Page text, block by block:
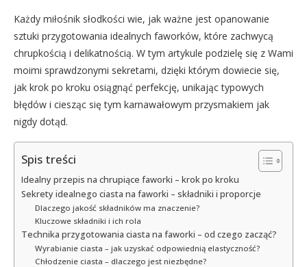
Każdy miłośnik słodkości wie, jak ważne jest opanowanie
sztuki przygotowania idealnych faworków, które zachwycą
chrupkością i delikatnością. W tym artykule podzielę się z Wami
moimi sprawdzonymi sekretami, dzięki którym dowiecie się,
jak krok po kroku osiągnąć perfekcję, unikając typowych
błędów i ciesząc się tym karnawałowym przysmakiem jak
nigdy dotąd.
Spis treści
Idealny przepis na chrupiące faworki – krok po kroku
Sekrety idealnego ciasta na faworki – składniki i proporcje
Dlaczego jakość składników ma znaczenie?
Kluczowe składniki i ich rola
Technika przygotowania ciasta na faworki – od czego zacząć?
Wyrabianie ciasta – jak uzyskać odpowiednią elastyczność?
Chłodzenie ciasta – dlaczego jest niezbędne?